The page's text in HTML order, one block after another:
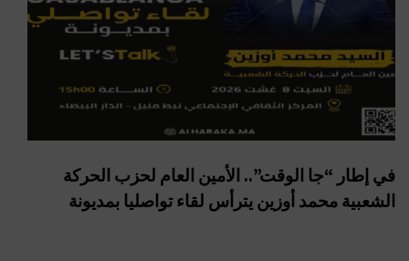
في إطار “جا الوقت”.. الأمين العام لحزب الحركة
الشعبية محمد أوزين يترأس لقاء تواصليا بمديونة